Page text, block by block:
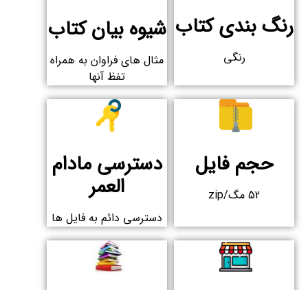
رنگ بندی کتاب
رنگی
شیوه بیان کتاب
مثال های فراوان به همراه
تفظ آنها
حجم فایل
52 مگ/zip
دسترسی مادام
العمر​
دسترسی دائم به فایل ها​